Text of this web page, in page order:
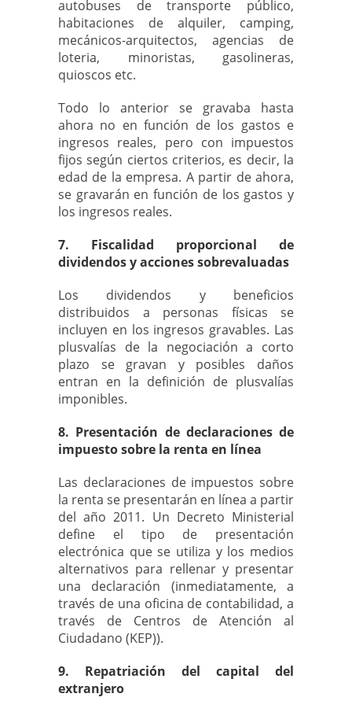
autobuses de transporte público,
habitaciones de alquiler, camping,
mecánicos-arquitectos, agencias de
loteria, minoristas, gasolineras,
quioscos etc.
Todo lo anterior se gravaba hasta
ahora no en función de los gastos e
ingresos reales, pero con impuestos
fijos según ciertos criterios, es decir, la
edad de la empresa. A partir de ahora,
se gravarán en función de los gastos y
los ingresos reales.
7. Fiscalidad proporcional de
dividendos y acciones sobrevaluadas
Los dividendos y beneficios
distribuidos a personas físicas se
incluyen en los ingresos gravables. Las
plusvalías de la negociación a corto
plazo se gravan y posibles daños
entran en la definición de plusvalías
imponibles.
8. Presentación de declaraciones de
impuesto sobre la renta en línea
Las declaraciones de impuestos sobre
la renta se presentarán en línea a partir
del año 2011. Un Decreto Ministerial
define el tipo de presentación
electrónica que se utiliza y los medios
alternativos para rellenar y presentar
una declaración (inmediatamente, a
través de una oficina de contabilidad, a
través de Centros de Atención al
Ciudadano (KEP)).
9. Repatriación del capital del
extranjero